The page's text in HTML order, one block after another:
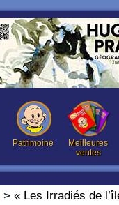
Patrimoine
Meilleures
ventes
> « Les Irradiés de